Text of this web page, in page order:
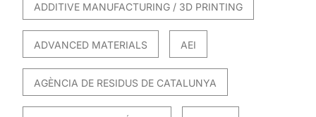
ADDITIVE MANUFACTURING / 3D PRINTING
ADVANCED MATERIALS AEI
AGÈNCIA DE RESIDUS DE CATALUNYA